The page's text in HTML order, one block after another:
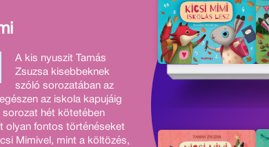
A kis nyuszit Tamás
Zsuzsa kisebbeknek
szóló sorozatában az
az iskola kapujáig
sorozat hét kötetében
olyan fontos történéseket
Mimivel, mint a költözés,